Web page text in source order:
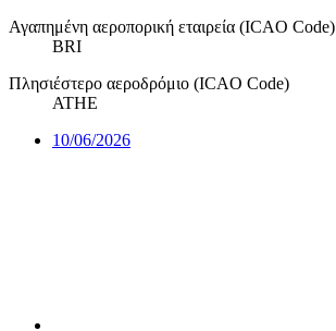
Αγαπημένη αεροπορική εταιρεία (ICAO Code)
BRI
Πλησιέστερο αεροδρόμιο (ICAO Code)
ATHE
10/06/2026